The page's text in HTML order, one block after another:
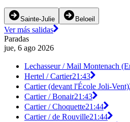
Sainte-Julie Beloeil
Ver más salidas
Paradas
jue, 6 ago 2026
Lechasseur / Mail Montenach
Hertel / Cartier21:43
Cartier (devant l'École Joli-Vent)
Cartier / Bonair21:43
Cartier / Choquette21:44
Cartier / de Rouville21:44